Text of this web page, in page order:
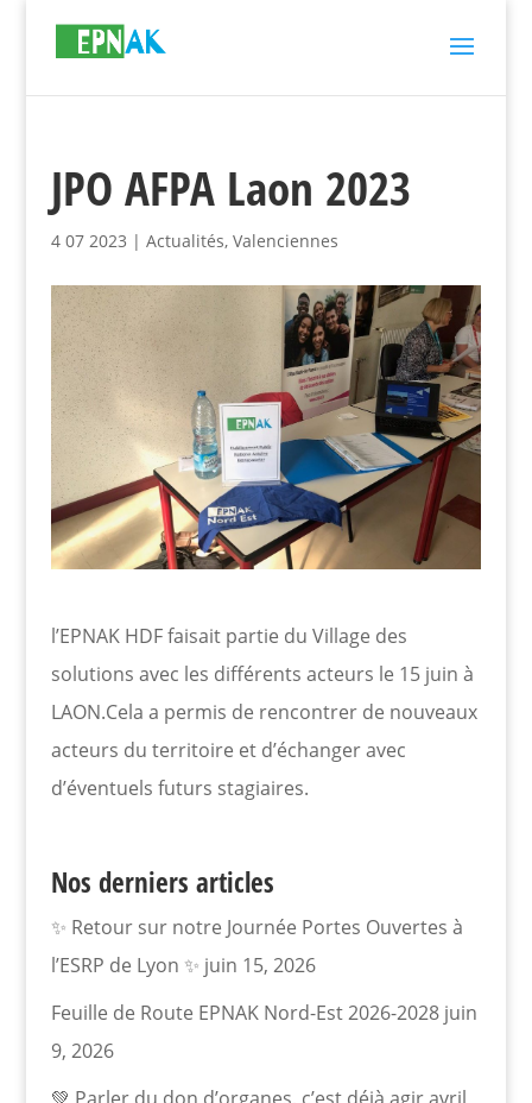
JPO AFPA Laon 2023
4 07 2023 | Actualités, Valenciennes
l’EPNAK HDF faisait partie du Village des
solutions avec les différents acteurs le 15 juin à
LAON.Cela a permis de rencontrer de nouveaux
acteurs du territoire et d’échanger avec
d’éventuels futurs stagiaires.
Nos derniers articles
✨ Retour sur notre Journée Portes Ouvertes à
l’ESRP de Lyon ✨ juin 15, 2026
Feuille de Route EPNAK Nord-Est 2026-2028 juin
9, 2026